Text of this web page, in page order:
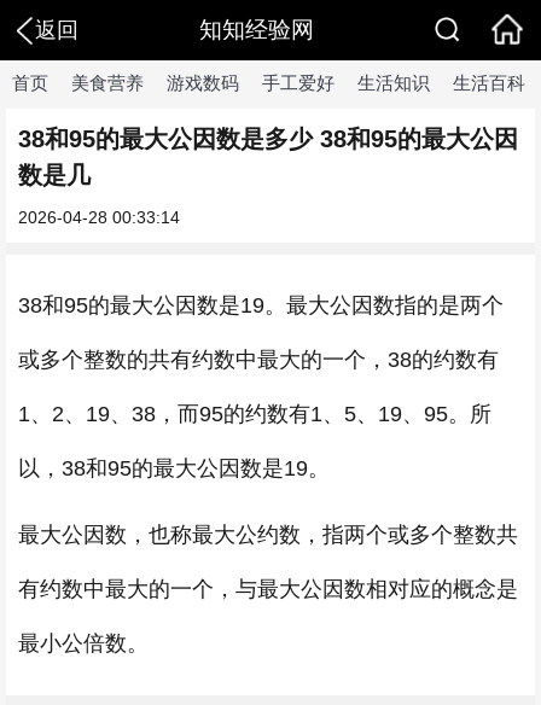
返回 知知经验网
首页 美食营养 游戏数码 手工爱好 生活知识 生活百科
38和95的最大公因数是多少 38和95的最大公因
数是几
2026-04-28 00:33:14
38和95的最大公因数是19。最大公因数指的是两个
或多个整数的共有约数中最大的一个，38的约数有
1、2、19、38，而95的约数有1、5、19、95。所
以，38和95的最大公因数是19。
最大公因数，也称最大公约数，指两个或多个整数共
有约数中最大的一个，与最大公因数相对应的概念是
最小公倍数。